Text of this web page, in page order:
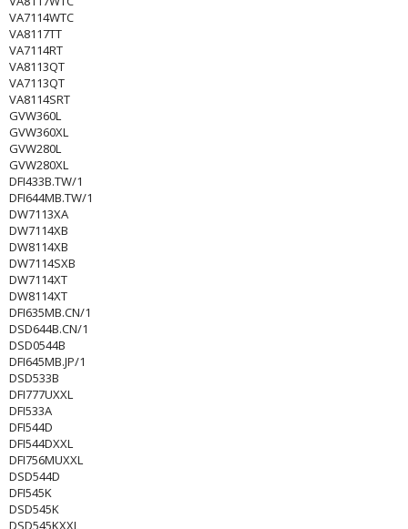
VA7114WTC
VA8117TT
VA7114RT
VA8113QT
VA7113QT
VA8114SRT
GVW360L
GVW360XL
GVW280L
GVW280XL
DFI433B.TW/1
DFI644MB.TW/1
DW7113XA
DW7114XB
DW8114XB
DW7114SXB
DW7114XT
DW8114XT
DFI635MB.CN/1
DSD644B.CN/1
DSD0544B
DFI645MB.JP/1
DSD533B
DFI777UXXL
DFI533A
DFI544D
DFI544DXXL
DFI756MUXXL
DSD544D
DFI545K
DSD545K
DSD545KXXL